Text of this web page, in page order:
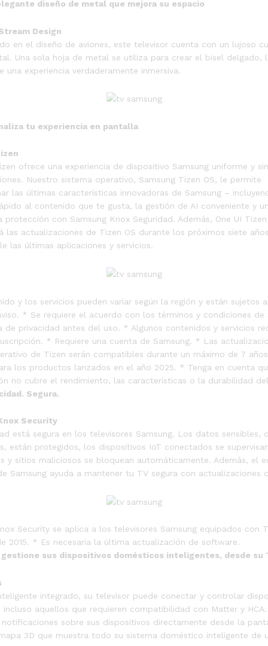
diseño de metal que mejora su espacio
Design
en el diseño de aviones, este televisor cuenta con un lujoso
Una sola hoja de metal se utiliza para crear el bisel delgado,
una experiencia verdaderamente inmersiva.
tu experiencia en pantalla
ofrece una experiencia de dispositivo Samsung uniforme y sin
Nuestro sistema operativo, Samsung Tizen OS, le permite
las últimas características innovadoras de Samsung –
al contenido que te gusta, la gestión de AI conveniente y
protección con Samsung Knox Seguridad. Además, One UI Tizen
las actualizaciones de Tizen OS durante los próximos siete
las últimas aplicaciones y servicios.
y los servicios pueden variar según la región y están sujetos
* Se requiere el acuerdo con los términos y condiciones de
de privacidad antes del uso. * Algunos contenidos y servicios
* Requiere una cuenta de Samsung. * Las
de Tizen serán compatibles durante un máximo de 7
los productos lanzados en el año 2025. * Tenga en cuenta
no cubre el rendimiento, las características o la durabilidad
Segura.
Security
está segura en los televisores Samsung. Los datos sensibles,
están protegidos, los dispositivos IoT conectados se
y sitios maliciosos se bloquean automáticamente. Además, el
Samsung ayuda a mantener tu TV segura con actualizaciones
Security se aplica a los televisores Samsung equipados con
2015. * Es necesaria la última actualización de software.
sus dispositivos domésticos inteligentes, desde su
integrado, su televisor puede conectar y controlar
incluso aquellos que requieren compatibilidad con Matter y
sobre sus dispositivos directamente desde la
3D que muestra todo su sistema doméstico inteligente de